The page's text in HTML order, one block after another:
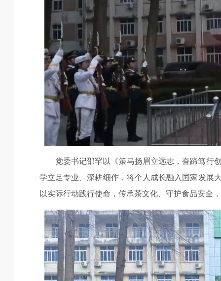
党委书记邵罕以《策马扬眉立远志，奋蹄笃行
学立足专业、深耕细作，将个人成长融入国家发展
以实际行动践行使命，传承茶文化、守护食品安全